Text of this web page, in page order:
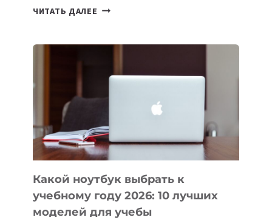
ЧИТАТЬ ДАЛЕЕ 7
ПОМОГАЮТ
СОЗДАВАТЬ
БЕЗ
СЛОЖНОГО
КОДА
Какой ноутбук выбрать к
учебному году 2026: 10 лучших
моделей для учебы